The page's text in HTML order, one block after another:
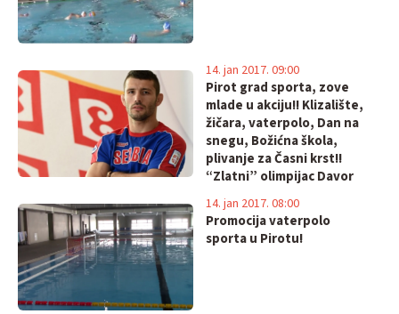
Pirot grad sporta, zove
mlade u akciju!! Klizalište,
žičara, vaterpolo, Dan na
snegu, Božićna škola,
plivanje za Časni krst!!
“Zlatni” olimpijac Davor
Štefanek promoter
Božićne škole!
14. jan 2017. 09:00
Promocija vaterpolo
sporta u Pirotu!
14. jan 2017. 08:00